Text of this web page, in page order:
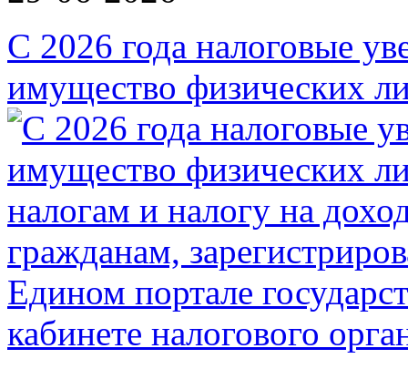
С 2026 года налоговые
имущество физических